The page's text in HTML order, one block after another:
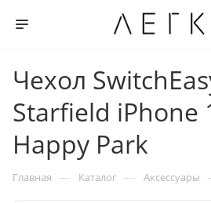
Чехол
Starfield iPhone
Happy Park
Главная — Каталог — Аксессуары